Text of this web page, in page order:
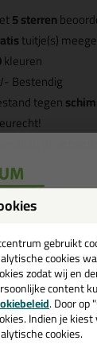
5 sterren
tuitje(s)
kleuren
Bestendig
tegen
Omschrijving
je kit in een
voor
kleur
nog! Op
gebruikt
cookies
zodat wij en
content
. Door op
Indien je kiest
cookies.
en
€35,-bij je eerste